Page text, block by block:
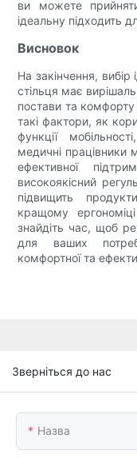
ви можете
ідеальну підходить
Висновок
На закінчення,
стільця має
постави та
такі фактори, як
функції
медичні працівники
ефективної
високоякісний
підвищить
кращому
знайдіть час, щоб
для ваших
комфортної та
Зверніться до нас
Назва